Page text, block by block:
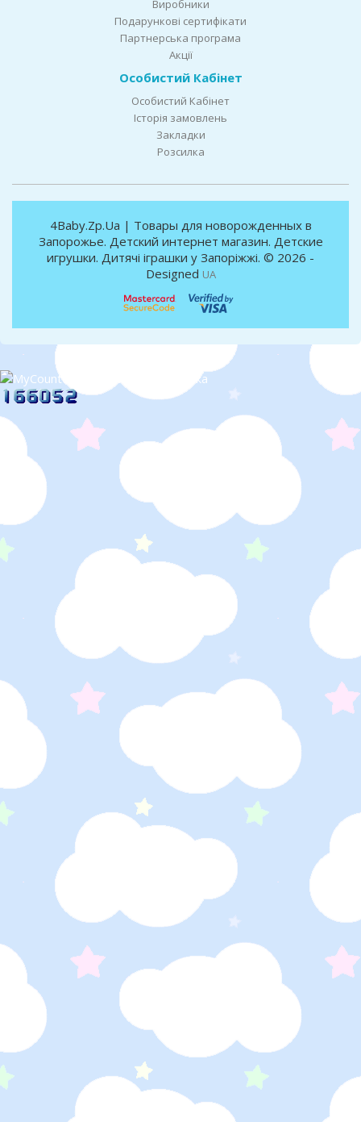
Виробники
Подарункові сертифікати
Партнерська програма
Акції
Особистий Кабінет
Особистий Кабінет
Історія замовлень
Закладки
Розсилка
4Baby.Zp.Ua | Товары для новорожденных в
Запорожье. Детский интернет магазин. Детские
игрушки. Дитячі іграшки у Запоріжжі. © 2026 -
Designed UA